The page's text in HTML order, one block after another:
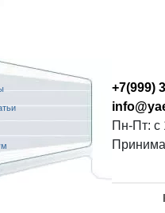
+7(999)
Пн-Пт: с